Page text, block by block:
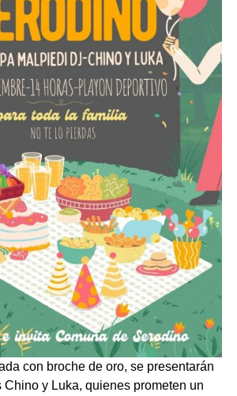
con broche de oro, se presentarán
Chino y Luka, quienes prometen un